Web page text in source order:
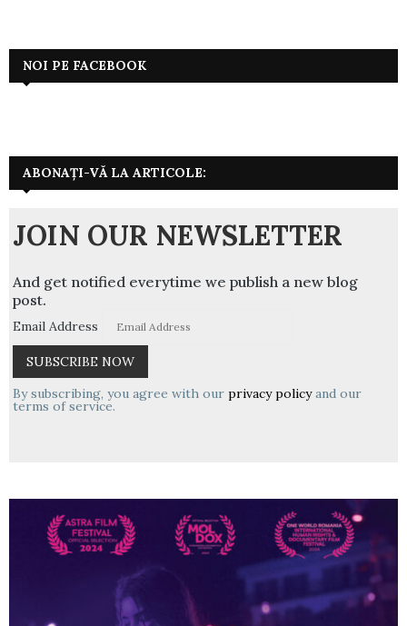
NOI PE FACEBOOK
ABONAȚI-VĂ LA ARTICOLE:
JOIN OUR NEWSLETTER
And get notified everytime we publish a new blog
post.
Email Address
By subscribing, you agree with our privacy policyand our
terms of service.